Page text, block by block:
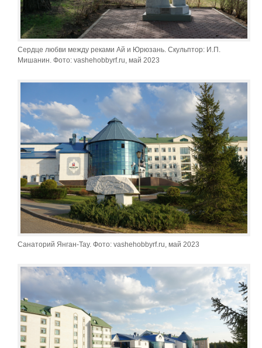
Сердце любви между реками Ай и Юрюзань. Скульптор: И.П.
Мишанин. Фото: vashehobbyrf.ru, май 2023
Санаторий Янган-Тау. Фото: vashehobbyrf.ru, май 2023